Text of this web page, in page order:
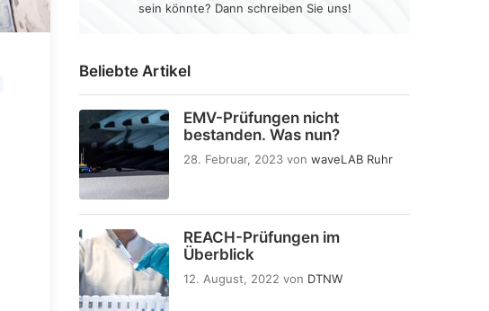
Beliebte Artikel
EMV-Prüfungen nicht
bestanden. Was nun?
28. Februar, 2023 von waveLAB Ruhr
REACH-Prüfungen im
Überblick
12. August, 2022 von DTNW
sein könnte? Dann schreiben Sie uns!